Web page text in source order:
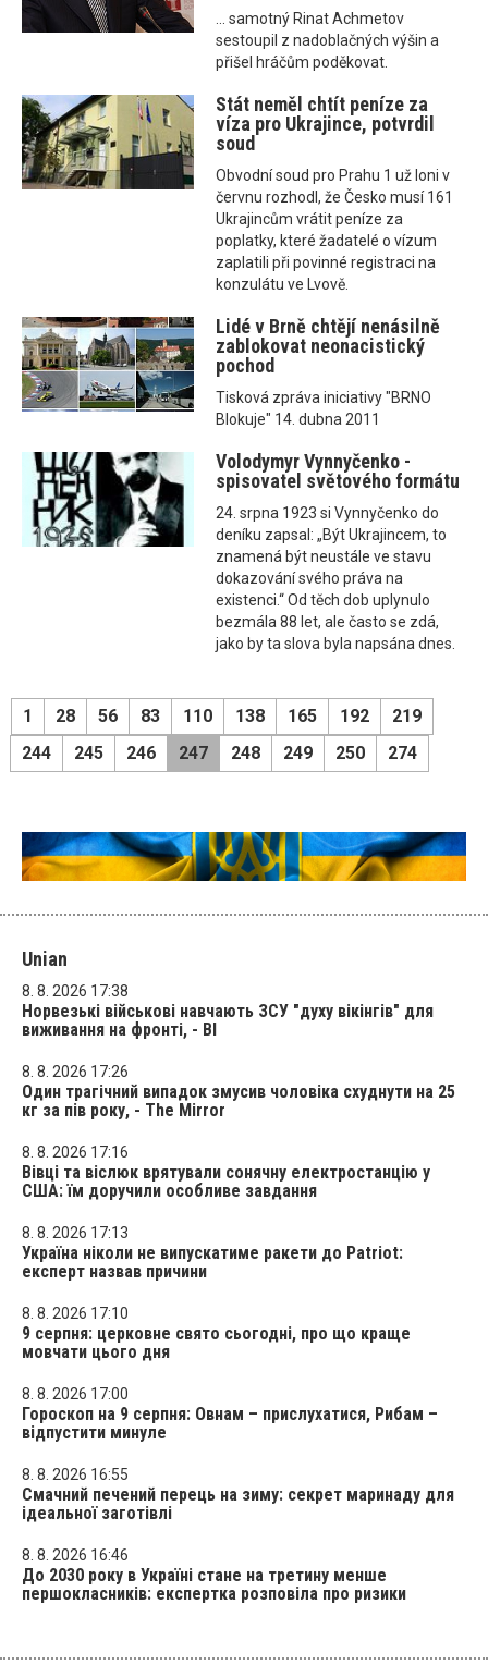
... samotný Rinat Achmetov
sestoupil z nadoblačných výšin a
přišel hráčům poděkovat.
Stát neměl chtít peníze za
víza pro Ukrajince, potvrdil
soud
Obvodní soud pro Prahu 1 už loni v
červnu rozhodl, že Česko musí 161
Ukrajincům vrátit peníze za
poplatky, které žadatelé o vízum
zaplatili při povinné registraci na
konzulátu ve Lvově.
Lidé v Brně chtějí nenásilně
zablokovat neonacistický
pochod
Tisková zpráva iniciativy "BRNO
Blokuje" 14. dubna 2011
Volodymyr Vynnyčenko -
spisovatel světového formátu
24. srpna 1923 si Vynnyčenko do
deníku zapsal: „Být Ukrajincem, to
znamená být neustále ve stavu
dokazování svého práva na
existenci.“ Od těch dob uplynulo
bezmála 88 let, ale často se zdá,
jako by ta slova byla napsána dnes.
1 28 56 83 110 138 165 192
219
244
245 246 247 248 249 250 274
Unian
8. 8. 2026 17:38
Норвезькі військові навчають ЗСУ "духу вікінгів" для
виживання на фронті, - BI
8. 8. 2026 17:26
Один трагічний випадок змусив чоловіка схуднути на 25
кг за пів року, - The Mirror
8. 8. 2026 17:16
Вівці та віслюк врятували сонячну електростанцію у
США: їм доручили особливе завдання
8. 8. 2026 17:13
Україна ніколи не випускатиме ракети до Patriot:
експерт назвав причини
8. 8. 2026 17:10
9 серпня: церковне свято сьогодні, про що краще
мовчати цього дня
8. 8. 2026 17:00
Гороскоп на 9 серпня: Овнам – прислухатися, Рибам –
відпустити минуле
8. 8. 2026 16:55
Смачний печений перець на зиму: секрет маринаду для
ідеальної заготівлі
8. 8. 2026 16:46
До 2030 року в Україні стане на третину менше
першокласників: експертка розповіла про ризики